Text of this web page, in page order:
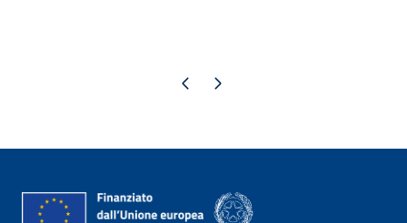
Pagina precedente
Pagina successiva